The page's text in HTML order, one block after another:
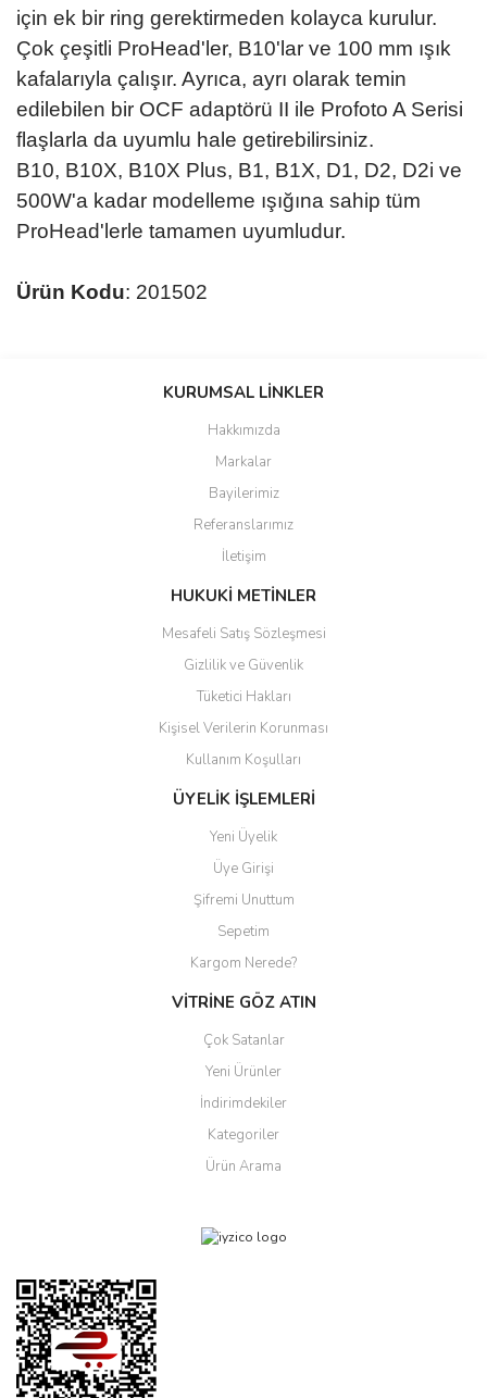
için ek bir ring gerektirmeden kolayca kurulur.
Çok çeşitli ProHead'ler, B10'lar ve 100 mm ışık
kafalarıyla çalışır. Ayrıca, ayrı olarak temin
edilebilen bir OCF adaptörü II ile Profoto A Serisi
flaşlarla da uyumlu hale getirebilirsiniz.
B10, B10X, B10X Plus, B1, B1X, D1, D2, D2i ve
500W'a kadar modelleme ışığına sahip tüm
ProHead'lerle tamamen uyumludur.
Ürün Kodu: 201502
tarafımıza iletebilirsiniz.
Ürün resmi kalitesiz, bozuk veya görüntülenemiyor.
Ürün açıklamasında eksik bilgiler bulunuyor.
Ürün bilgilerinde hatalar bulunuyor.
Ürün fiyatı diğer sitelerden daha pahalı.
Bu ürüne benzer farklı alternatifler olmalı.
Gönder
KURUMSAL LİNKLER
Hakkımızda
Markalar
Bayilerimiz
Referanslarımız
İletişim
HUKUKİ METİNLER
Mesafeli Satış Sözleşmesi
Gizlilik ve Güvenlik
Tüketici Hakları
Kişisel Verilerin Korunması
Kullanım Koşulları
ÜYELİK İŞLEMLERİ
Yeni Üyelik
Üye Girişi
Şifremi Unuttum
Sepetim
Kargom Nerede?
VİTRİNE GÖZ ATIN
Çok Satanlar
Yeni Ürünler
İndirimdekiler
Kategoriler
Ürün Arama